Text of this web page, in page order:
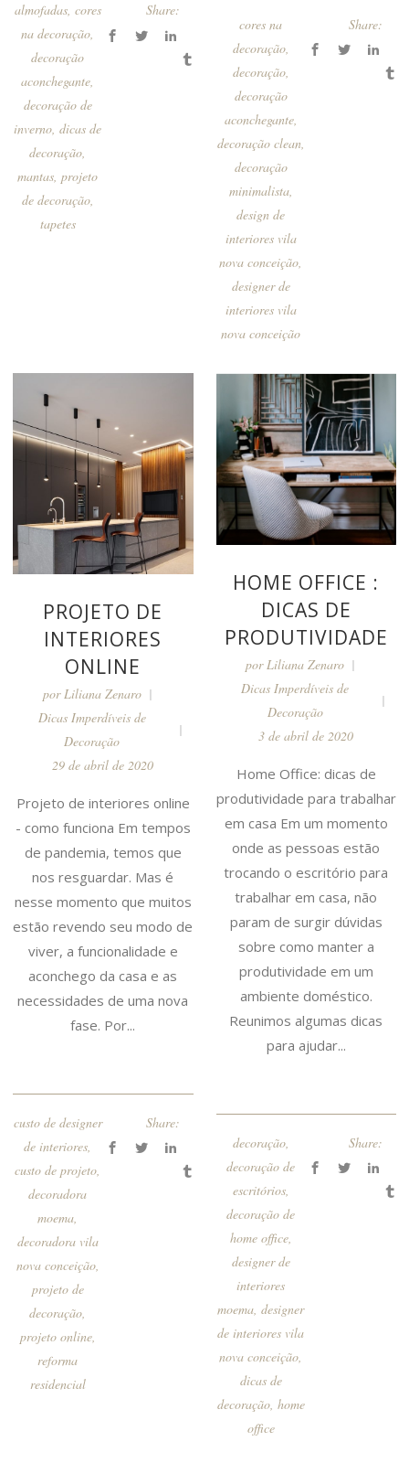
almofadas, cores
na decoração,
decoração
aconchegante,
decoração de
inverno,dicas de
decoração,
mantas,projeto
de decoração,
tapetes
Share:
cores na
decoração,
decoração,
decoração
aconchegante,
decoração clean,
decoração
minimalista,
design de
interiores vila
nova conceição,
designer de
interiores vila
nova conceição
Share:
PROJETO DE
INTERIORES
ONLINE
porLiliana Zenaro
Dicas Imperdíveis de
Decoração
29 de abril de 2020
Projeto de interiores online
- como funciona Em tempos
de pandemia, temos que
nos resguardar. Mas é
nesse momento que muitos
estão revendo seu modo de
viver, a funcionalidade e
aconchego da casa e as
necessidades de uma nova
fase. Por...
custo de designer
de interiores,
custo de projeto,
decoradora
moema,
decoradora vila
nova conceição,
projeto de
decoração,
projeto online,
reforma
residencial
Share:
HOME OFFICE :
DICAS DE
PRODUTIVIDADE
por Liliana Zenaro
Dicas Imperdíveis de
Decoração
3 de abril de 2020
Home Office: dicas de
produtividade para trabalhar
em casa Em um momento
onde as pessoas estão
trocando o escritório para
trabalhar em casa, não
param de surgir dúvidas
sobre como manter a
produtividade em um
ambiente doméstico.
Reunimos algumas dicas
para ajudar...
decoração,
decoração de
escritórios,
decoração de
home office,
designer de
interiores
moema ,designer
de interiores vila
nova conceição
dicas de
decoração, home
office
Share: